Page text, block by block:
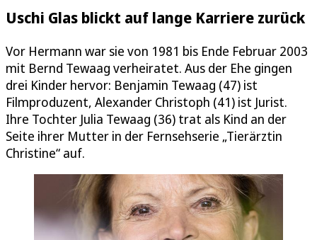
Uschi Glas blickt auf lange Karriere zurück
Vor Hermann war sie von 1981 bis Ende Februar 2003
mit Bernd Tewaag verheiratet. Aus der Ehe gingen
drei Kinder hervor: Benjamin Tewaag (47) ist
Filmproduzent, Alexander Christoph (41) ist Jurist.
Ihre Tochter Julia Tewaag (36) trat als Kind an der
Seite ihrer Mutter in der Fernsehserie „Tierärztin
Christine“ auf.